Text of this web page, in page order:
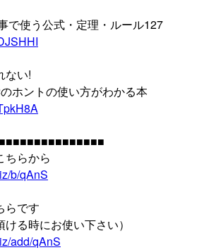
で使う公式・定理・ルール127
ない!
ホントの使い方がわかる本
ちらから
b/qAnS
らです
ける時にお使い下さい）
add/qAnS